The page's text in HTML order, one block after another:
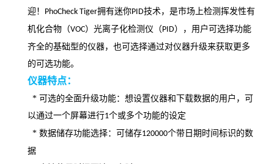
迎！
PhoCheck Tiger拥有迷你PID技术，是市场上检测挥发性有
机化合物（VOC）光离子化检测仪（ PID），用户可选择功能
齐全的基础型的仪器，也可选择通过对仪器升级来获取更多
的可选功能。
仪器特点：
* 可选的全面升级功能：想设置仪器和下载数据的用户，可
以通过一个屏幕进行1个或多个功能的设定
* 数据储存功能选择：可储存120000个带日期时间标识的数
据